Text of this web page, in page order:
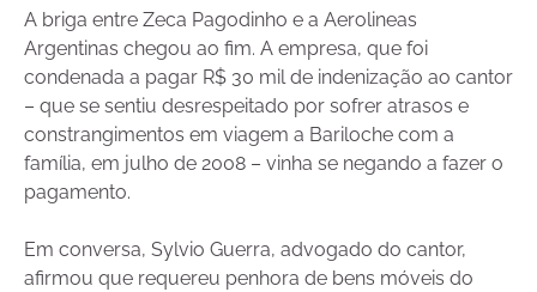
A briga entre Zeca Pagodinho e a Aerolineas
Argentinas chegou ao fim. A empresa, que foi
condenada a pagar R$ 30 mil de indenização ao cantor
– que se sentiu desrespeitado por sofrer atrasos e
constrangimentos em viagem a Bariloche com a
família, em julho de 2008 – vinha se negando a fazer o
pagamento.
Em conversa, Sylvio Guerra, advogado do cantor,
afirmou que requereu penhora de bens móveis do